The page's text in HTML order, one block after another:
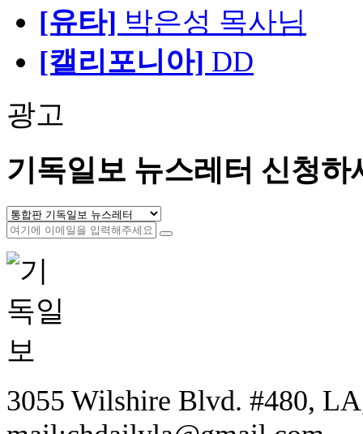
[유타] 박은성 목사님
[캘리포니아] DD
광고
기독일보 뉴스레터 신청하
3055 Wilshire Blvd. #480,